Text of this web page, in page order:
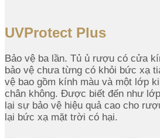
UVProtect Plus
Bảo vệ ba lần. Tủ ủ rượu có cửa
bảo vệ chưa từng có khỏi bức xạ
vệ bao gồm kính màu và một lớp
chân không. Được biết đến như
lại sự bảo vệ hiệu quả cao cho
lại bức xạ mặt trời có hại.